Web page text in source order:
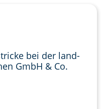
bei der land-
GmbH & Co.